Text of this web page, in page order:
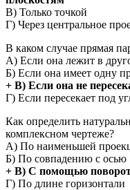
В) Только точкой
Г) Через центральное
В каком случае прямая
А) Если она лежит в
Б) Если она имеет одну
+ В) Если она не
Г) Если пересекает под
Как определить
комплексном чертеже?
А) По наименьшей
Б) По совпадению с осью
+ В) С помощью
Г) По длине горизонтали